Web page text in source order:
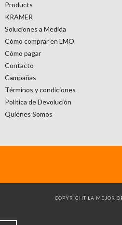
Products
KRAMER
Soluciones a Medida
Cómo comprar en LMO
Cómo pagar
Contacto
Campañas
Términos y condiciones
Política de Devolución
Quiénes Somos
COPYRIGHT LA MEJOR